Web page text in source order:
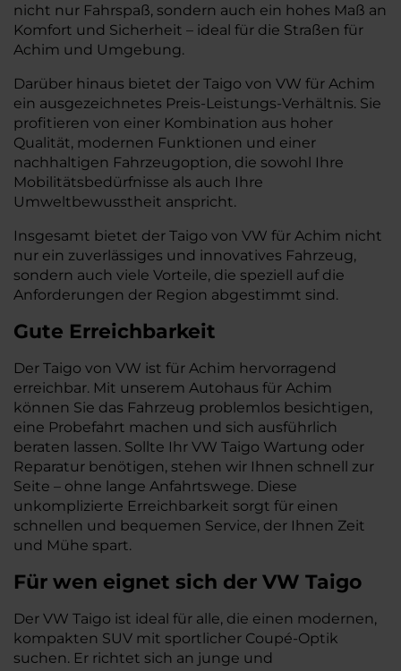
nicht nur Fahrspaß, sondern auch ein hohes Maß an
Komfort und Sicherheit – ideal für die Straßen für
Achim und Umgebung.
Darüber hinaus bietet der Taigo von VW für Achim
ein ausgezeichnetes Preis-Leistungs-Verhältnis. Sie
profitieren von einer Kombination aus hoher
Qualität, modernen Funktionen und einer
nachhaltigen Fahrzeugoption, die sowohl Ihre
Mobilitätsbedürfnisse als auch Ihre
Umweltbewusstheit anspricht.
Insgesamt bietet der Taigo von VW für Achim nicht
nur ein zuverlässiges und innovatives Fahrzeug,
sondern auch viele Vorteile, die speziell auf die
Anforderungen der Region abgestimmt sind.
Gute Erreichbarkeit
Der Taigo von VW ist für Achim hervorragend
erreichbar. Mit unserem Autohaus für Achim
können Sie das Fahrzeug problemlos besichtigen,
eine Probefahrt machen und sich ausführlich
beraten lassen. Sollte Ihr VW Taigo Wartung oder
Reparatur benötigen, stehen wir Ihnen schnell zur
Seite – ohne lange Anfahrtswege. Diese
unkomplizierte Erreichbarkeit sorgt für einen
schnellen und bequemen Service, der Ihnen Zeit
und Mühe spart.
Für wen eignet sich der VW Taigo
Der VW Taigo ist ideal für alle, die einen modernen,
kompakten SUV mit sportlicher Coupé-Optik
suchen. Er richtet sich an junge und